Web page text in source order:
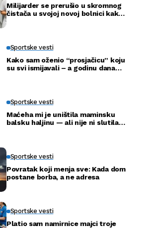
Milijarder se prerušio u skromnog
čistača u svojoj novoj bolnici kako
Sportske vesti
Kako sam oženio “prosjačicu” koju
su svi ismijavali – a godinu dana
Sportske vesti
Maćeha mi je uništila maminsku
balsku haljinu — ali nije ni slutila
Sportske vesti
Povratak koji menja sve: Kada dom
postane borba, a ne adresa
Sportske vesti
Platio sam namirnice majci troje